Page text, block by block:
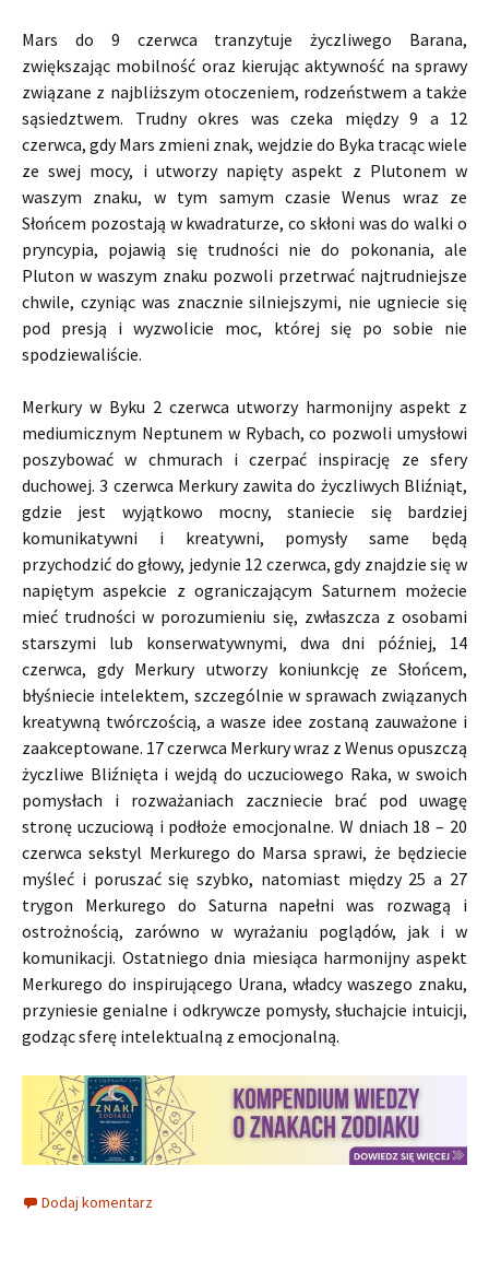
Mars do 9 czerwca tranzytuje życzliwego Barana,
zwiększając mobilność oraz kierując aktywność na sprawy
związane z najbliższym otoczeniem, rodzeństwem a także
sąsiedztwem. Trudny okres was czeka między 9 a 12
czerwca, gdy Mars zmieni znak, wejdzie do Byka tracąc wiele
ze swej mocy, i utworzy napięty aspekt z Plutonem w
waszym znaku, w tym samym czasie Wenus wraz ze
Słońcem pozostają w kwadraturze, co skłoni was do walki o
pryncypia, pojawią się trudności nie do pokonania, ale
Pluton w waszym znaku pozwoli przetrwać najtrudniejsze
chwile, czyniąc was znacznie silniejszymi, nie ugniecie się
pod presją i wyzwolicie moc, której się po sobie nie
spodziewaliście.
Merkury w Byku 2 czerwca utworzy harmonijny aspekt z
mediumicznym Neptunem w Rybach, co pozwoli umysłowi
poszybować w chmurach i czerpać inspirację ze sfery
duchowej. 3 czerwca Merkury zawita do życzliwych Bliźniąt,
gdzie jest wyjątkowo mocny, staniecie się bardziej
komunikatywni i kreatywni, pomysły same będą
przychodzić do głowy, jedynie 12 czerwca, gdy znajdzie się w
napiętym aspekcie z ograniczającym Saturnem możecie
mieć trudności w porozumieniu się, zwłaszcza z osobami
starszymi lub konserwatywnymi, dwa dni później, 14
czerwca, gdy Merkury utworzy koniunkcję ze Słońcem,
błyśniecie intelektem, szczególnie w sprawach związanych
kreatywną twórczością, a wasze idee zostaną zauważone i
zaakceptowane. 17 czerwca Merkury wraz z Wenus opuszczą
życzliwe Bliźnięta i wejdą do uczuciowego Raka, w swoich
pomysłach i rozważaniach zaczniecie brać pod uwagę
stronę uczuciową i podłoże emocjonalne. W dniach 18 – 20
czerwca sekstyl Merkurego do Marsa sprawi, że będziecie
myśleć i poruszać się szybko, natomiast między 25 a 27
trygon Merkurego do Saturna napełni was rozwagą i
ostrożnością, zarówno w wyrażaniu poglądów, jak i w
komunikacji. Ostatniego dnia miesiąca harmonijny aspekt
Merkurego do inspirującego Urana, władcy waszego znaku,
przyniesie genialne i odkrywcze pomysły, słuchajcie intuicji,
godząc sferę intelektualną z emocjonalną.
Dodaj komentarz